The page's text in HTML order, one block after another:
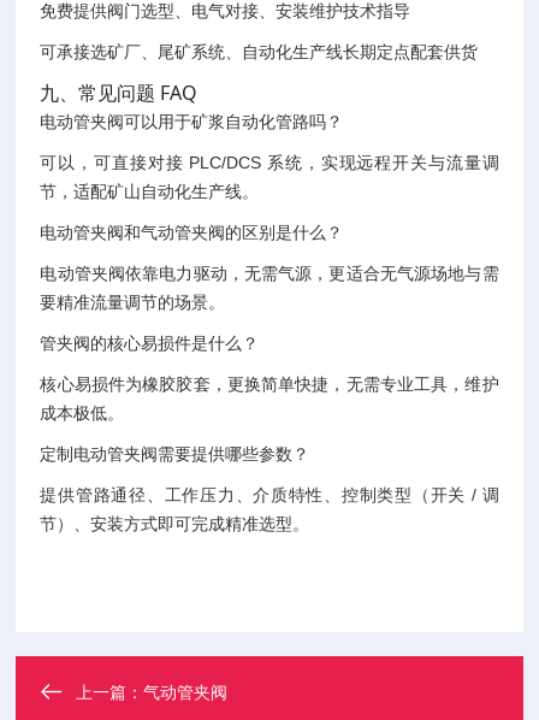
免费提供阀门选型、电气对接、安装维护技术指导
可承接选矿厂、尾矿系统、自动化生产线长期定点配套供货
九、常见问题 FAQ
电动管夹阀可以用于矿浆自动化管路吗？
可以，可直接对接 PLC/DCS 系统，实现远程开关与流量调
节，适配矿山自动化生产线。
电动管夹阀和气动管夹阀的区别是什么？
电动管夹阀依靠电力驱动，无需气源，更适合无气源场地与需
要精准流量调节的场景。
管夹阀的核心易损件是什么？
核心易损件为橡胶胶套，更换简单快捷，无需专业工具，维护
成本极低。
定制电动管夹阀需要提供哪些参数？
提供管路通径、工作压力、介质特性、控制类型（开关 / 调
节）、安装方式即可完成精准选型。
上一篇：气动管夹阀